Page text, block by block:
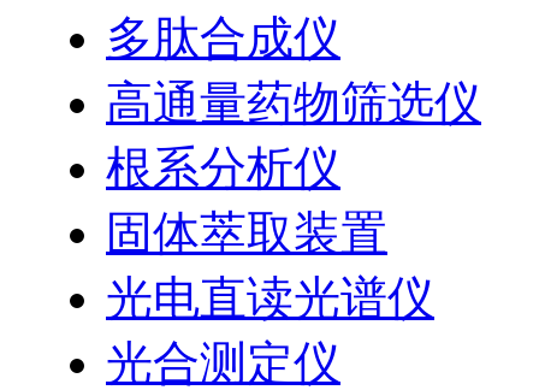
多肽合成仪
高通量药物筛选仪
根系分析仪
固体萃取装置
光电直读光谱仪
光合测定仪